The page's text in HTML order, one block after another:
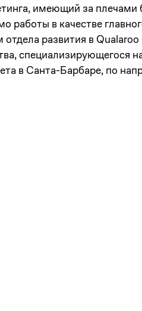
имеющий за плечами
в качестве
развития в
специализирующегося
в Санта-Барбаре, по